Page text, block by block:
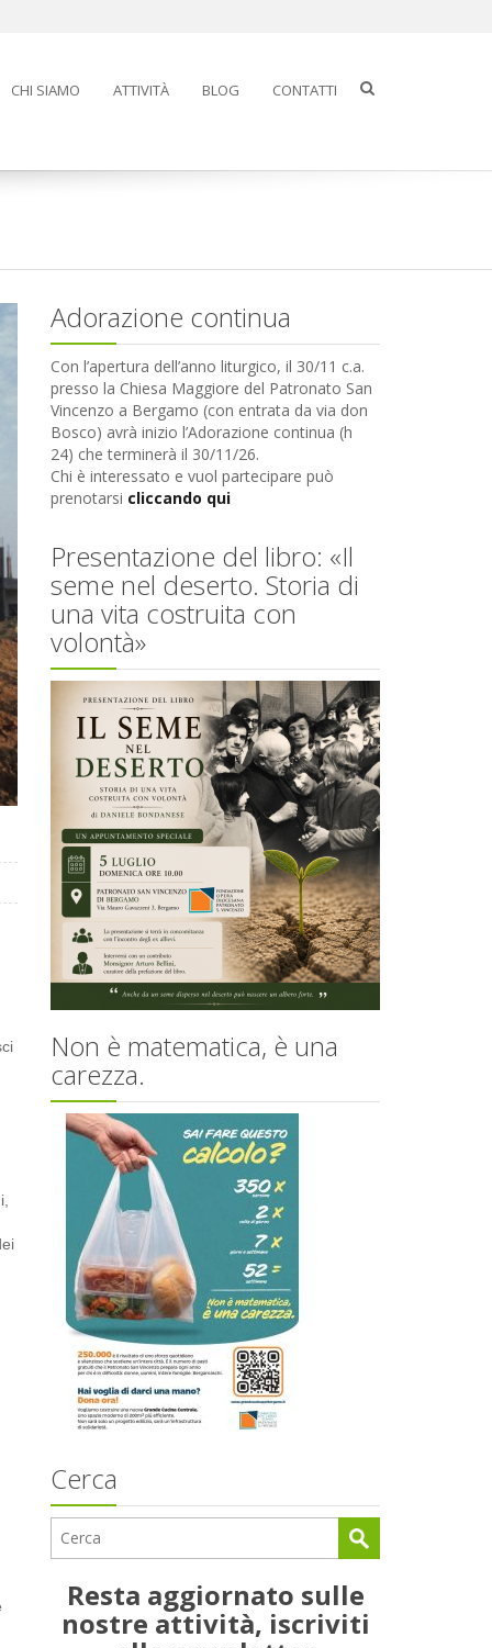
CHI SIAMO ATTIVITÀ BLOG CONTATTI
Adorazione continua
Con l’apertura dell’anno liturgico, il 30/11 c.a.
presso la Chiesa Maggiore del Patronato San
Vincenzo a Bergamo (con entrata da via don
Bosco) avrà inizio l’Adorazione continua (h
24) che terminerà il 30/11/26.
Chi è interessato e vuol partecipare può
prenotarsi cliccando qui
Presentazione del libro: «Il
seme nel deserto. Storia di
una vita costruita con
volontà»
Non è matematica, è una
carezza.
Cerca
Resta aggiornato sulle
nostre attività, iscriviti